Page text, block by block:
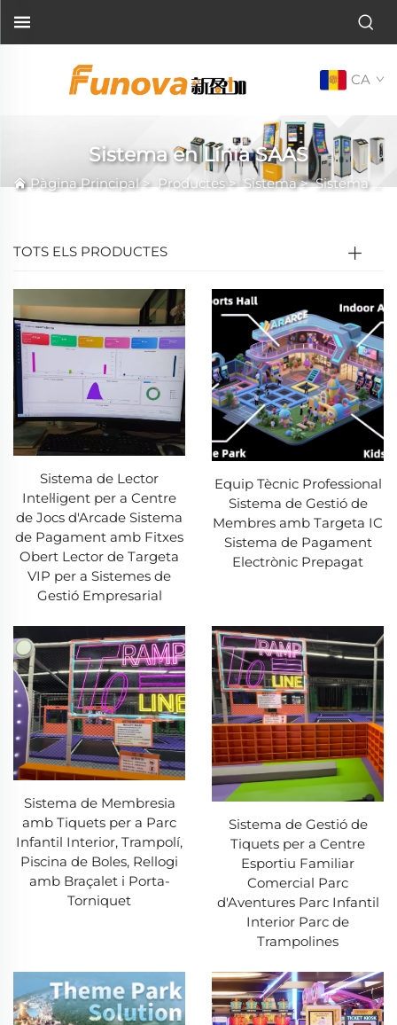
CA
Sistema en Línia SAAS
Pàgina Principal>Productes>Sistema>Sistema en Línia SAAS
TOTS ELS PRODUCTES
Sistema de Lector
Intel·ligent per a Centre
de Jocs d'Arcade Sistema
de Pagament amb Fitxes
Obert Lector de Targeta
VIP per a Sistemes de
Gestió Empresarial
Equip Tècnic Professional
Sistema de Gestió de
Membres amb Targeta IC
Sistema de Pagament
Electrònic Prepagat
Sistema de Membresia
amb Tiquets per a Parc
Infantil Interior, Trampolí,
Piscina de Boles, Rellogi
amb Braçalet i Porta-
Torniquet
Sistema de Gestió de
Tiquets per a Centre
Esportiu Familiar
Comercial Parc
d'Aventures Parc Infantil
Interior Parc de
Trampolines